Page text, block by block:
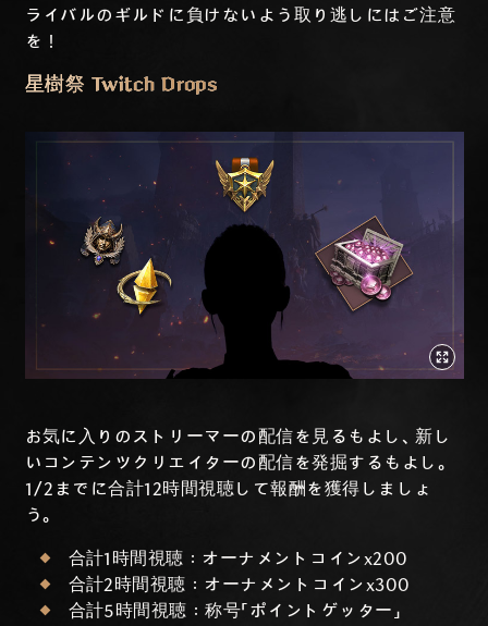
ライバルのギルドに負けないよう取り逃しにはご注意
を！
星樹祭 Twitch Drops
お気に入りのストリーマーの配信を見るもよし、新し
いコンテンツクリエイターの配信を発掘するもよし。
1/2までに合計12時間視聴して報酬を獲得しましょ
う。
合計1時間視聴：オーナメントコインx200
合計2時間視聴：オーナメントコインx300
合計5時間視聴：称号「ポイントゲッター」